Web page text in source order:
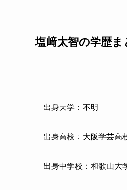
塩﨑太智の学歴ま
出身大学：不明
出身高校：大阪学芸
出身中学校：和歌山大